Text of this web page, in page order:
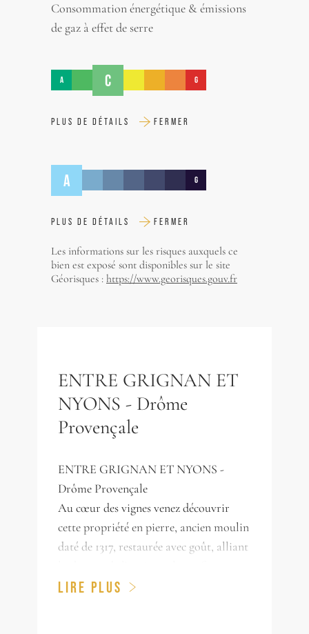
Consommation énergétique & émissions
de gaz à effet de serre
A C G
PLUS DE DÉTAILS FERMER
A G
PLUS DE DÉTAILS FERMER
Les informations sur les risques auxquels ce
bien est exposé sont disponibles sur le site
Géorisques : https://www.georisques.gouv.fr
ENTRE GRIGNAN ET
NYONS - Drôme
Provençale
ENTRE GRIGNAN ET NYONS -
Drôme Provençale
Au cœur des vignes venez découvrir
cette propriété en pierre, ancien moulin
daté de 1317, restaurée avec goût, alliant
moderne. La propriété se compose
LIRE PLUS